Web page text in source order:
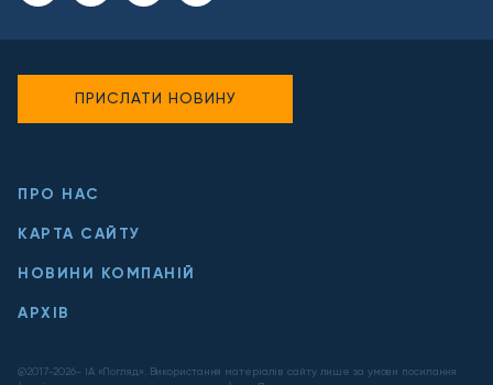
ПРО НАС
КАРТА САЙТУ
НОВИНИ КОМПАНІЙ
АРХІВ
@2017-2026- ІА «Погляд». Використання матеріалів сайту лише за умови посилання
ПРИСЛАТИ НОВИНУ